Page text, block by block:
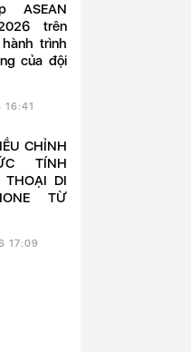
trên
trình
của đội
16:41
TÍNH
THOẠI DI
TỪ
17:09